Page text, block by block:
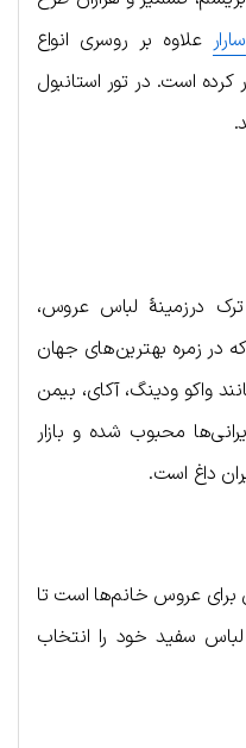
سارار علاوه بر روسری انواع
کرده است. در تور استانبول
درزمینهٔ لباس عروس،
در زمره بهترین‌های جهان
واکو ودینگ، آکای، بیمن
محبوب شده و بازار
داغ است.
عروس خانم‌ها است تا
سفید خود را انتخاب